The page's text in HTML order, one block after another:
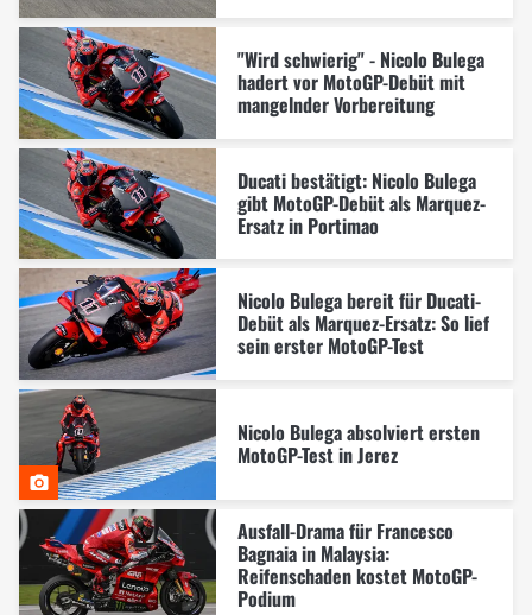
"Wird schwierig" - Nicolo Bulega
hadert vor MotoGP-Debüt mit
mangelnder Vorbereitung
Ducati bestätigt: Nicolo Bulega
gibt MotoGP-Debüt als Marquez-
Ersatz in Portimao
Nicolo Bulega bereit für Ducati-
Debüt als Marquez-Ersatz: So lief
sein erster MotoGP-Test
Nicolo Bulega absolviert ersten
MotoGP-Test in Jerez
Ausfall-Drama für Francesco
Bagnaia in Malaysia:
Reifenschaden kostet MotoGP-
Podium